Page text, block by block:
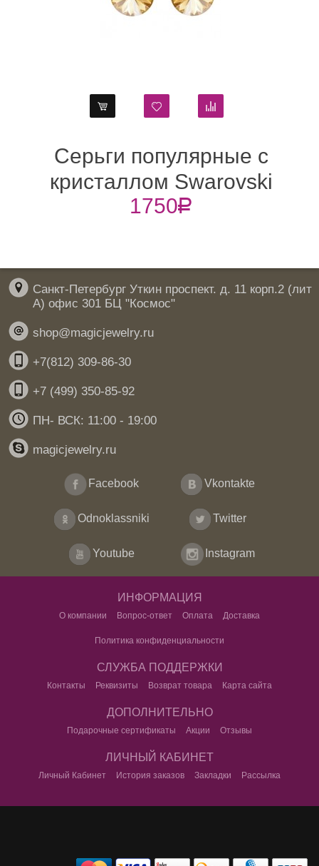
Серьги популярные
кристаллом
Янтарный
1750
Санкт-Петербург Уткин проспект. д. 11 корп.2 (лит
А) офис 301 БЦ "Космос"
shop@magicjewelry.ru
+7(812) 309-86-30
+7 (499) 350-85-92
ПН- ВСК: 11:00 - 19:00
magicjewelry.ru
Facebook Vkontakte
Odnoklassniki Twitter
Youtube Instagram
ИНФОРМАЦИЯ
О компании Вопрос-ответ Оплата Доставка
Политика конфиденциальности
СЛУЖБА ПОДДЕРЖКИ
Контакты Реквизиты Возврат товара Карта сайта
ДОПОЛНИТЕЛЬНО
Подарочные сертификаты Акции Отзывы
ЛИЧНЫЙ КАБИНЕТ
Личный Кабинет История заказов Закладки Рассылка